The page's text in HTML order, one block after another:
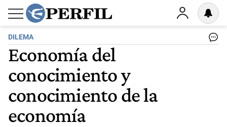
DILEMA
Economía del
conocimiento y
conocimiento de la
economía